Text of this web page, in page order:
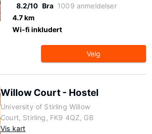
8.2/10 Bra 1009 anmeldelser
4.7 km
Wi-fi inkludert
Velg
Willow Court - Hostel
University of Stirling Willow
Court, Stirling, FK9 4QZ, GB
Vis kart